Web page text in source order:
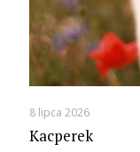
8 lipca 2026
Kacperek